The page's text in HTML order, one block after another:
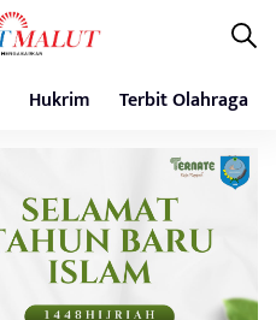
Hukrim Terbit Olahraga